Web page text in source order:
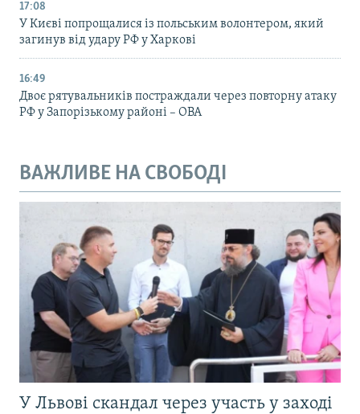
17:08
У Києві попрощалися із польським волонтером, який
загинув від удару РФ у Харкові
16:49
Двоє рятувальників постраждали через повторну атаку
РФ у Запорізькому районі – ОВА
ВАЖЛИВЕ НА СВОБОДІ
У Львові скандал через участь у заході